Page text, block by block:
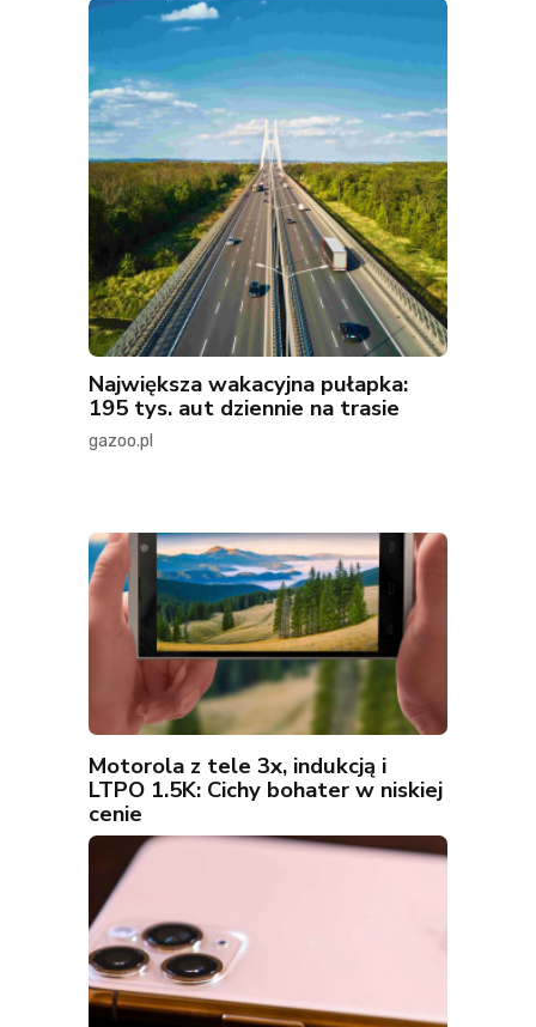
Największa wakacyjna pułapka:
195 tys. aut dziennie na trasie
gazoo.pl
Motorola z tele 3x, indukcją i
LTPO 1.5K: Cichy bohater w niskiej
cenie